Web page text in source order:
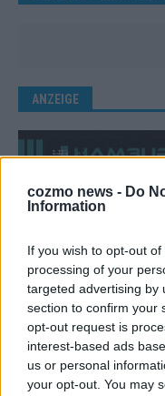
cozmo news - Do
Information
If you wish to opt-out
processing of your
targeted advertising by
section to confirm your
opt-out request is
interest-based ads
us or personal
your opt-out. You may
ANZEIGE